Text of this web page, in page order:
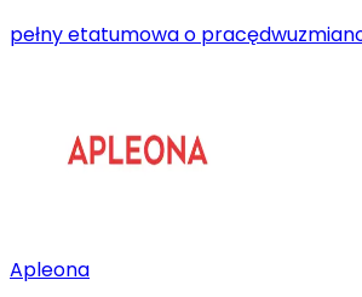
pełny etatumowa o pracę
Apleona